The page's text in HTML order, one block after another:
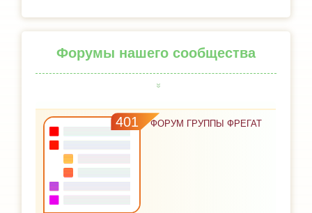
Форумы нашего сообщества
401 ФОРУМ ГРУППЫ ФРЕГАТ